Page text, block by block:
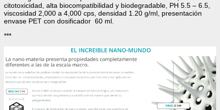
citotoxicidad, alta biocompatibilidad y biodegradable, PH 5.5 – 6.5,
viscosidad 2,000 a 4,000 cps, densidad 1.20 g/ml, presentación
envase PET con dosificador 60 ml.
***